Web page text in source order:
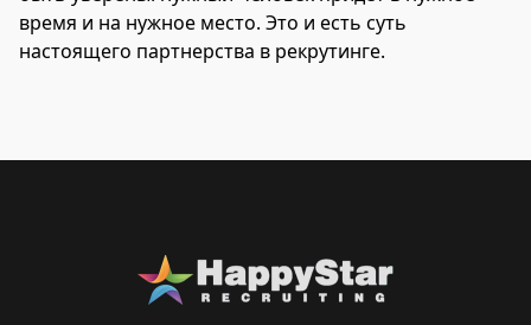
время и на нужное место. Это и есть суть
настоящего партнерства в рекрутинге.